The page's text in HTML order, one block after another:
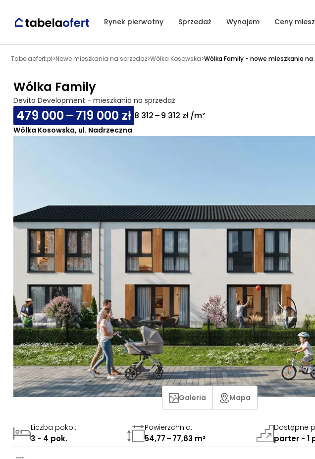
Rynek pierwotny Sprzedaż Wynajem Ceny
Tabelaofert.pl>Nowe mieszkania na sprzedaż>Wólka Kosowska>Wólka Family - nowe mieszkania
Wólka Family
Devita Development - mieszkania na sprzedaż
479 000 – 719 000 zł 8 312 – 9 312 zł /m²
Wólka Kosowska, ul. Nadrzeczna
Galeria Mapa
Liczba pokoi:
3 - 4 pok.
Powierzchnia:
54,77 – 77,63 m²
Dostępne
parter - 1